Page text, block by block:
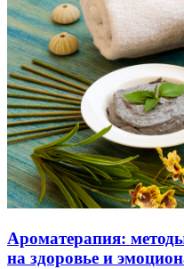
Ароматерапия:
на здоровье и